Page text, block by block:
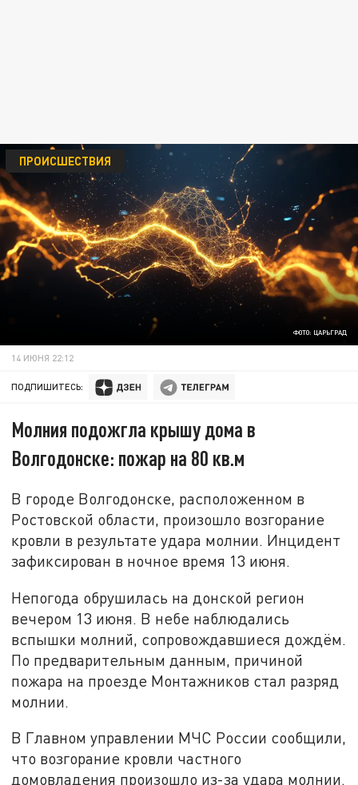
ФОТО: ЦАРЬГРАД
ПРОИСШЕСТВИЯ
14 ИЮНЯ 22:12
ПОДПИШИТЕСЬ:
Молния подожгла крышу дома в
Волгодонске: пожар на 80 кв.м
В городе Волгодонске, расположенном в
Ростовской области, произошло возгорание
кровли в результате удара молнии. Инцидент
зафиксирован в ночное время 13 июня.
Непогода обрушилась на донской регион
вечером 13 июня. В небе наблюдались
вспышки молний, сопровождавшиеся дождём.
По предварительным данным, причиной
пожара на проезде Монтажников стал разряд
молнии.
В Главном управлении МЧС России сообщили,
что возгорание кровли частного
домовладения произошло из-за удара молнии.